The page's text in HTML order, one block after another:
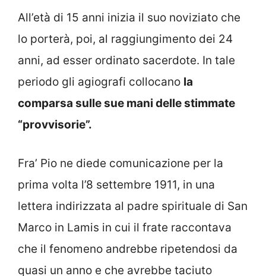
All’età di 15 anni inizia il suo noviziato che
lo porterà, poi, al raggiungimento dei 24
anni, ad esser ordinato sacerdote. In tale
periodo gli agiografi collocano la
comparsa sulle sue mani delle stimmate
“provvisorie”.
Fra’ Pio ne diede comunicazione per la
prima volta l’8 settembre 1911, in una
lettera indirizzata al padre spirituale di San
Marco in Lamis in cui il frate raccontava
che il fenomeno andrebbe ripetendosi da
quasi un anno e che avrebbe taciuto